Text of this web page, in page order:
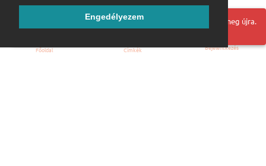
Engedélyezem
Hoppá! Valami hiba történt. Frissítse az oldalt és próbálja meg újra.
Főoldal Címkék Bejelentkezés